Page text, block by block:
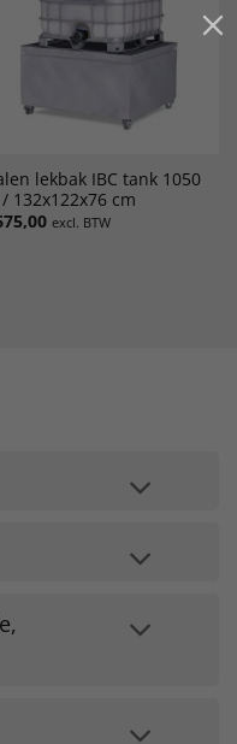
lekbak IBC tank 1050
132x122x76 cm
excl. BTW